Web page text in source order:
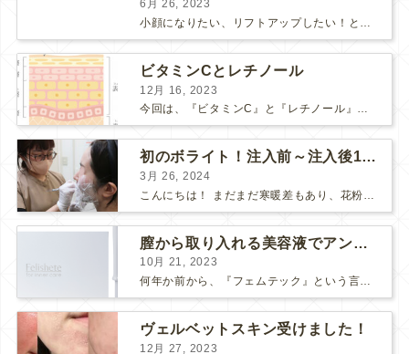
6月 26, 2023
小顔になりたい、リフトアップしたい！という方で、 HIFUにしようか、 ポテンツァにしようか、 と迷っている方も多いようです。 HIFUもポテンツァも、たるみや肌の引き締め効果のある人気の...
ビタミンCとレチノール
12月 16, 2023
今回は、『ビタミンC』と『レチノール』についてお話しします。 “美肌成分”の代表的な存在である「ビタミンC」と「レチノール」 美容意識の高い皆さまなら耳にしたことがあると思います。 それ...
初のボライト！注入前～注入後1週間の感想
3月 26, 2024
膣から取り入れる美容液でアンチエイジング
10月 21, 2023
何年か前から、『フェムテック』という言葉をよく耳にするようになりました。 フェムテックは、月経や出産、不妊、更年期など女性特有の健康課題をサポートするツールとして注目されていますね。 フェ...
ヴェルベットスキン受けました！
12月 27, 2023